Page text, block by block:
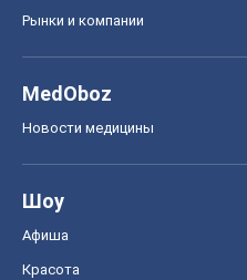
Рынки и компании
MedOboz
Новости медицины
Шоу
Афиша
Красота